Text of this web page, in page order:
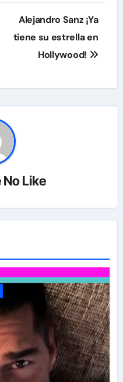
Alejandro Sanz ¡Ya
tiene su estrella en
Hollywood!
Like